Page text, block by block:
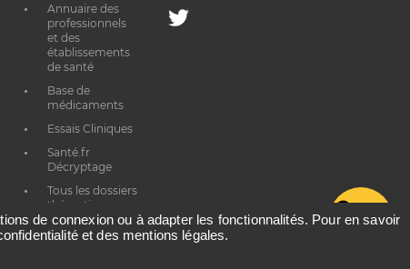
Annuaire des
professionnels
et des
établissements
de santé
Base de
médicaments
Essais Cliniques
Santé.fr
Décryptage
Tous les dossiers
thématiques
Twitter
de connexion ou à adapter les fonctionnalités. Pour en savoir
et des mentions légales.